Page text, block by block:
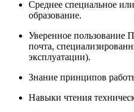
Среднее специальное
образование.
Уверенное пользование
почта,
эксплуатации).
Знание принципов
Навыки чтения